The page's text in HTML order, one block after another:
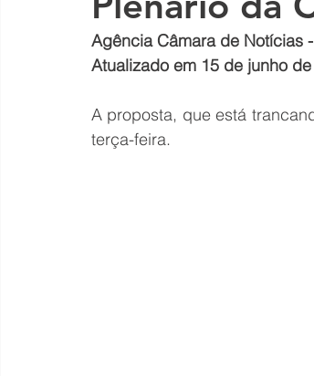
Agência Câmara de Notícias
Atualizado em 15 de junho
A proposta, que está
terça-feira.